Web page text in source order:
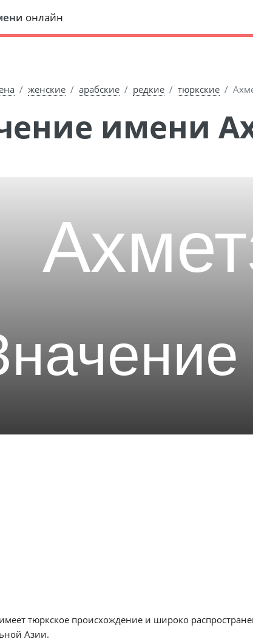
онлайн
женские арабские редкие тюркские
имени
тюркское происхождение и широко
Азии.